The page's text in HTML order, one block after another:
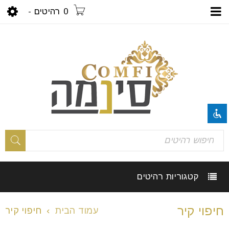
0 רהיטים -
קטגוריות רהיטים
חיפוי קיר עמוד הבית › חיפוי קיר
השבת את ההבזקים
settings צבע רקע
zoom_in זום (הגדלה)